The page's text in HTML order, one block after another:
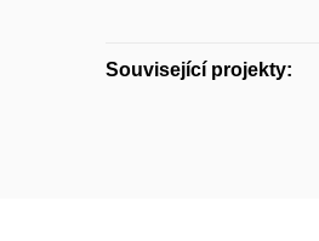
Související projekty: